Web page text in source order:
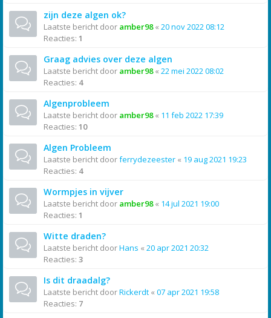
zijn deze algen ok?
Laatste bericht door amber98« 20 nov 2022 08:12
Reacties: 1
Graag advies over deze algen
Laatste bericht door amber98« 22 mei 2022 08:02
Reacties: 4
Algenprobleem
Laatste bericht door amber98« 11 feb 2022 17:39
Reacties: 10
Algen Probleem
Laatste bericht doorferrydezeester « 19 aug 2021 19:23
Reacties: 4
Wormpjes in vijver
Laatste bericht door amber98« 14 jul 2021 19:00
Reacties: 1
Witte draden?
Laatste bericht doorHans « 20 apr 2021 20:32
Reacties: 3
Is dit draadalg?
Laatste bericht doorRickerdt « 07 apr 2021 19:58
Reacties: 7